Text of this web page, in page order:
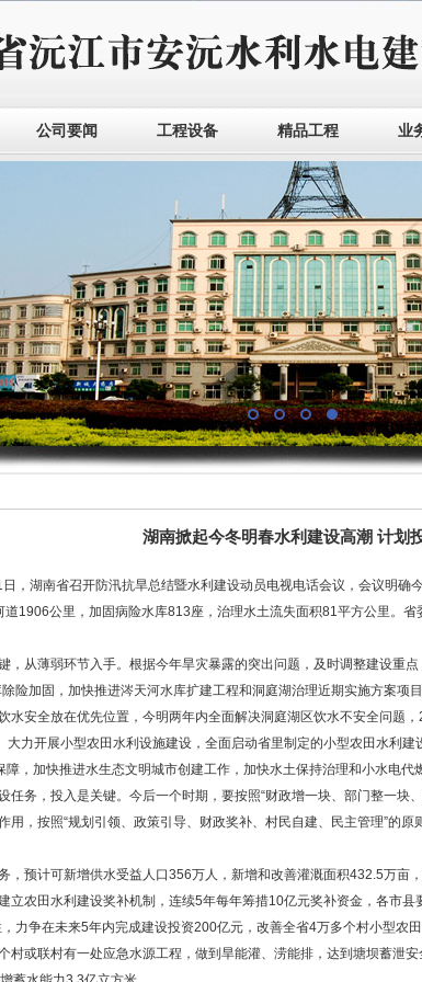
公司要闻 工程设备 精品工程 业
1 2 3 4
湖南掀起今冬明春水利建设高潮 计划
，湖南省召开防汛抗旱总结暨水利建设动员电视电话会议，会议明确
1906公里，加固病险水库813座，治理水土流失面积81平方公里。
从薄弱环节入手。根据今年旱灾暴露的突出问题，及时调整建设重
险加固，加快推进涔天河水库扩建工程和洞庭湖治理近期实施方案项
水安全放在优先位置，今明两年内全面解决洞庭湖区饮水不安全问题
力开展小型农田水利设施建设，全面启动省里制定的小型农田水利
障，加快推进水生态文明城市创建工作，加快水土保持治理和小水电
务，投入是关键。今后一个时期，要按照“财政增一块、部门整一块
用，按照“规划引领、政策引导、财政奖补、村民自建、民主管理”的
预计可新增供水受益人口356万人，新增和改善灌溉面积432.5万亩，
农田水利建设奖补机制，连续5年每年筹措10亿元奖补资金，各市县
力争在未来5年内完成建设投资200亿元，改善全省4万多个村小型农
村或联村有一处应急水源工程，做到旱能灌、涝能排，达到塘坝蓄泄